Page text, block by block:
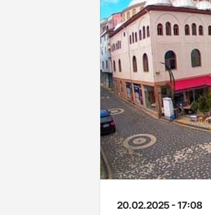
20.02.2025 - 17:08